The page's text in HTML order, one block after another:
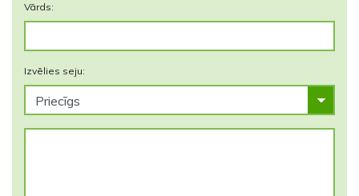
Vārds:
Izvēlies seju: